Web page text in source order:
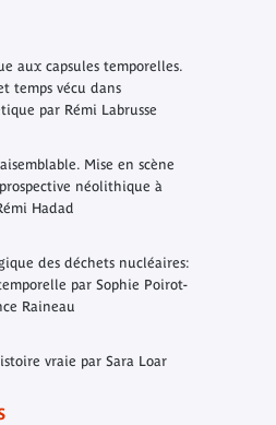
aux capsules temporelles.
temps vécu dans
par Rémi Labrusse
Mise en scène
néolithique à
Hadad
des déchets nucléaires:
par Sophie Poirot-
Raineau
vraie par Sara Loar